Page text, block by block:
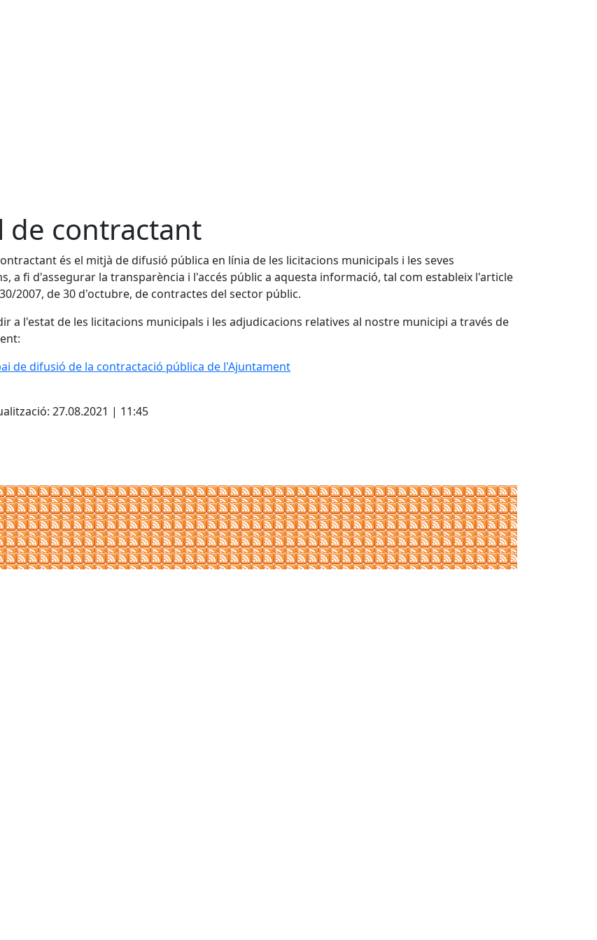
de contractant
és el mitjà de difusió pública en línia de les licitacions municipals i les seves
a fi d'assegurar la transparència i l'accés públic a aquesta informació, tal com estableix l'article
2007, de 30 d'octubre, de contractes del sector públic.
a l'estat de les licitacions municipals i les adjudicacions relatives al nostre municipi a través de
de difusió de la contractació pública de l'Ajuntament
27.08.2021 | 11:45